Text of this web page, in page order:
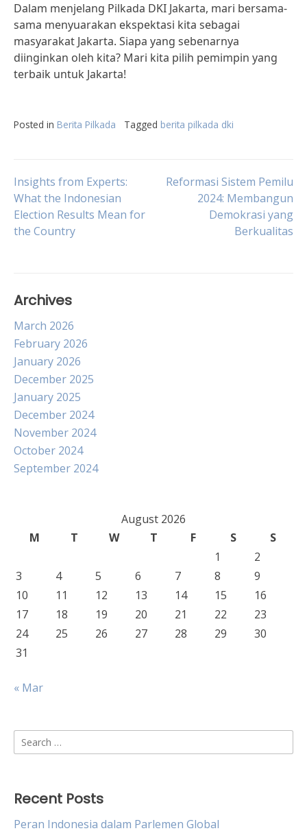
Dalam menjelang Pilkada DKI Jakarta, mari bersama-
sama menyuarakan ekspektasi kita sebagai
masyarakat Jakarta. Siapa yang sebenarnya
diinginkan oleh kita? Mari kita pilih pemimpin yang
terbaik untuk Jakarta!
Posted in Berita Pilkada Tagged berita pilkada dki
Post
navigation
Insights from Experts:
What the Indonesian
Election Results Mean for
the Country
Reformasi Sistem Pemilu
2024: Membangun
Demokrasi yang
Berkualitas
Archives
March 2026
February 2026
January 2026
December 2025
January 2025
December 2024
November 2024
October 2024
September 2024
August 2026
M
T W T F S
S
1
2
3
4 5 6 7 8
9
10
11 12 13 14 15
16
17
18 19 20 21 22
23
24
25 26 27 28 29
30
31
« Mar
Search
for:
Recent Posts
Peran Indonesia dalam Parlemen Global